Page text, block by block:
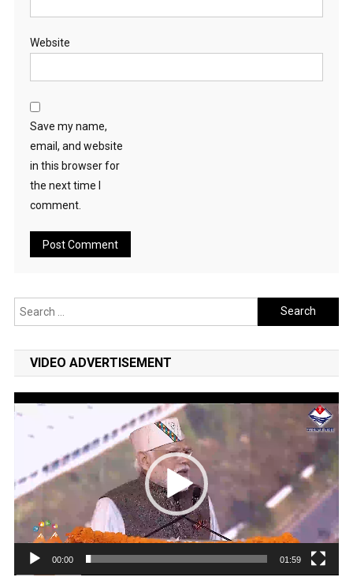
Website
Save my name,
email, and website
in this browser for
the next time I
comment.
Search
for:
VIDEO ADVERTISEMENT
Video
00:00 01:59